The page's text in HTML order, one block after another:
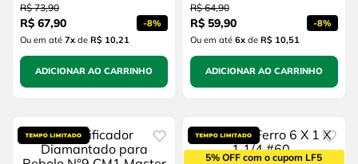
R$ 73,90
R$ 67,90 -8%
Ou em até 7xde R$ 10,21
ADICIONAR AO CARRINHO
R$ 64,90
R$ 59,90 -8%
Ou em até 6xde R$ 10,51
ADICIONAR AO CARRINHO
5% OFF com o cupom LF5